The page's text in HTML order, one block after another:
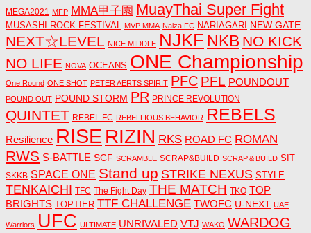
MEGA2021 MFP MMA甲子園 MuayThai Super Fight
MUSASHI ROCK FESTIVAL MVP MMA Naiza FC NARIAGARI NEW GATE
NEXT☆LEVEL NICE MIDDLE NJKF NKB NO KICK
NO LIFE NOVA OCEANS ONE Championship
One Round ONE SHOT PETER AERTS SPIRIT PFC PFL POUNDOUT
POUND OUT POUND STORM PR PRINCE REVOLUTION
QUINTET REBEL FC REBELLIOUS BEHAVIOR REBELS
Resilience RISE RIZIN RKS ROAD FC ROMAN
RWS S-BATTLE SCF SCRAMBLE SCRAP&BUILD SCRAP＆BUILD SIT
SKKB SPACE ONE Stand up STRIKE NEXUS STYLE
TENKAICHI TFC The Fight Day THE MATCH TKO TOP
BRIGHTS TOPTIER TTF CHALLENGE TWOFC U-NEXT UAE
Warriors UFC ULTIMATE UNRIVALED VTJ WAKO WARDOG